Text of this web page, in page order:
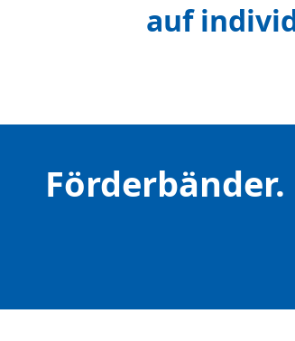
auf
Förderbänder.